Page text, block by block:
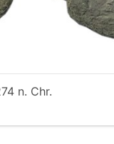
n. Chr.